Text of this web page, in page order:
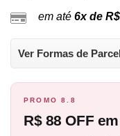
em até 6x de
Ver Formas de
PROMO 8.8
R$ 88 OFF